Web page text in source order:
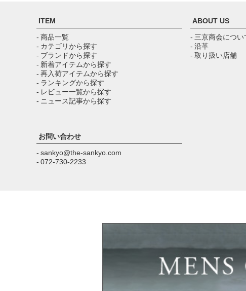
ITEM
- 商品一覧
- カテゴリから探す
- ブランドから探す
- 新着アイテムから探す
- 再入荷アイテムから探す
- ランキングから探す
- レビュー一覧から探す
- ニュース記事から探す
ABOUT US
- 三京商会につい
- 沿革
- 取り扱い店舗
お問い合わせ
- sankyo@the-sankyo.com
- 072-730-2233